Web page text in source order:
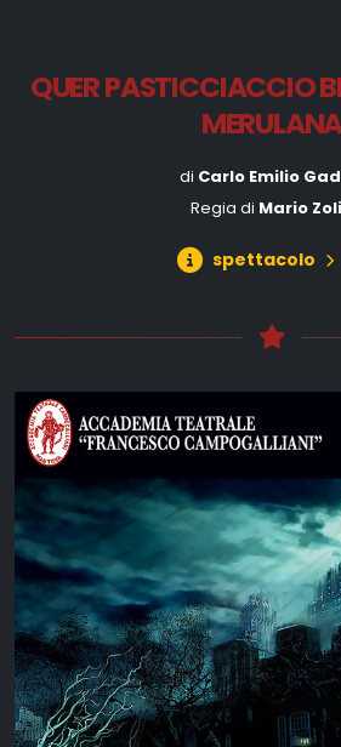
QUER PASTICCIACCIO
di Carlo Emilio
Regia di Mario
spettacolo